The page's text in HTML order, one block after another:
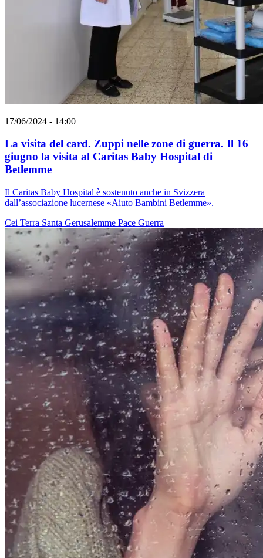
17/06/2024 - 14:00
La visita del card. Zuppi nelle zone di guerra. Il 16
giugno la visita al Caritas Baby Hospital di
Betlemme
Il Caritas Baby Hospital è sostenuto anche in Svizzera
dall’associazione lucernese «Aiuto Bambini Betlemme».
Cei Terra Santa Gerusalemme Pace Guerra